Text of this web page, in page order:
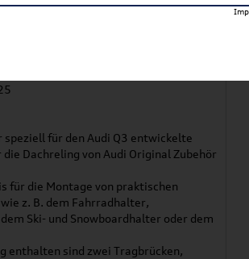
speziell für den Audi Q3 entwickelte
Dachreling von Audi Original Zubehör
für die Montage von praktischen
z. B. dem Fahrradhalter,
Ski- und Snowboardhalter oder dem
enthalten sind zwei Tragbrücken,